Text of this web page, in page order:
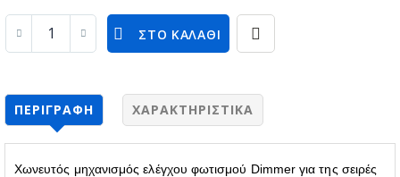
ΣΤΟ ΚΑΛΆΘΙ
ΠΕΡΙΓΡΑΦΉ ΧΑΡΑΚΤΗΡΙΣΤΙΚΆ
Χωνευτός μηχανισμός ελέγχου φωτισμού Dimmer για της σειρές